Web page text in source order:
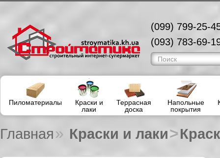
(099) 799-25-
(093) 783-69-
Пиломатериалы
Краски и
лаки
Террасная
доска
Напольные
покрытия
Главная» Краски и лаки>